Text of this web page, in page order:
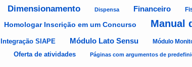
Dimensionamento Dispensa Financeiro
Homologar Inscrição em um Concurso
Manual
Integração SIAPE Módulo Lato Sensu Módulo
Oferta de atividades Páginas com argumentos de